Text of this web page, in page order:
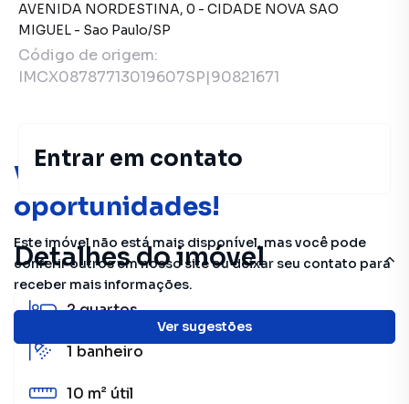
Você pode encontrar novas
oportunidades!
Este imóvel não está mais disponível, mas você pode
conferir outros em nosso site ou deixar seu contato para
receber mais informações.
Ver sugestões
Detalhes do imóvel
2quartos
1 banheiro
10 m² útil
AVENIDA NORDESTINA, 0 - CIDADE NOVA SAO
MIGUEL - Sao Paulo/SP
Código de origem:
IMCX08787713019607SP|90821671
Entrar em contato